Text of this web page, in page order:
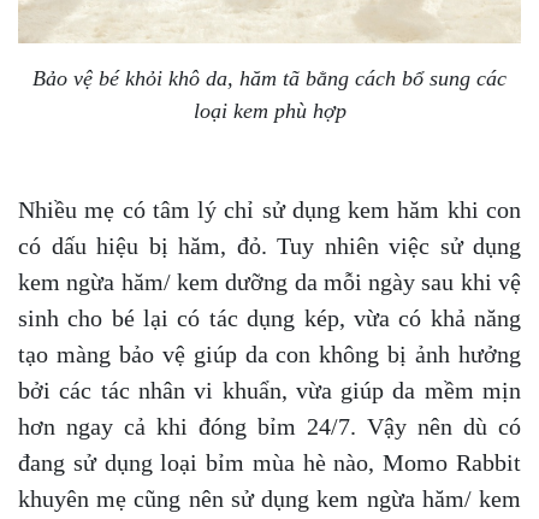
Bảo vệ bé khỏi khô da, hăm tã bằng cách bổ sung các
loại kem phù hợp
Nhiều mẹ có tâm lý chỉ sử dụng kem hăm khi con
có dấu hiệu bị hăm, đỏ. Tuy nhiên việc sử dụng
kem ngừa hăm/ kem dưỡng da mỗi ngày sau khi vệ
sinh cho bé lại có tác dụng kép, vừa có khả năng
tạo màng bảo vệ giúp da con không bị ảnh hưởng
bởi các tác nhân vi khuẩn, vừa giúp da mềm mịn
hơn ngay cả khi đóng bỉm 24/7. Vậy nên dù có
đang sử dụng loại bỉm mùa hè nào, Momo Rabbit
khuyên mẹ cũng nên sử dụng kem ngừa hăm/ kem